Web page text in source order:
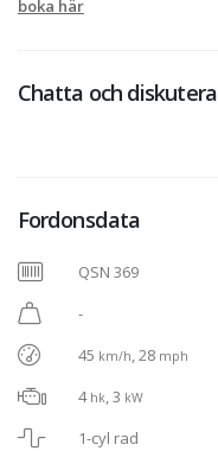
boka här
Chatta och diskutera
Fordonsdata
QSN 369
-
45 km/h, 28 mph
4 hk, 3 kW
1-cyl rad